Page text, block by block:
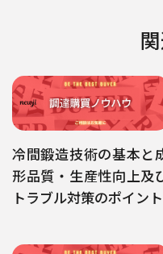
冷間鍛造技術の基本と
形品質・生産性向上及
トラブル対策のポイント